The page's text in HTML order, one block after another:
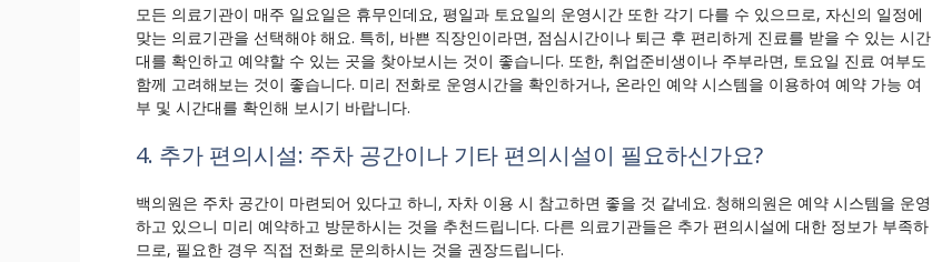
모든 의료기관이 매주 일요일은 휴무인데요, 평일과 토요일의 운영시간 또한 각기 다를 수 있으므로, 자신의 일정에
맞는 의료기관을 선택해야 해요. 특히, 바쁜 직장인이라면, 점심시간이나 퇴근 후 편리하게 진료를 받을 수 있는 시간
대를 확인하고 예약할 수 있는 곳을 찾아보시는 것이 좋습니다. 또한, 취업준비생이나 주부라면, 토요일 진료 여부도
함께 고려해보는 것이 좋습니다. 미리 전화로 운영시간을 확인하거나, 온라인 예약 시스템을 이용하여 예약 가능 여
부 및 시간대를 확인해 보시기 바랍니다.
4. 추가 편의시설: 주차 공간이나 기타 편의시설이 필요하신가요?
백의원은 주차 공간이 마련되어 있다고 하니, 자차 이용 시 참고하면 좋을 것 같네요. 청해의원은 예약 시스템을 운영
하고 있으니 미리 예약하고 방문하시는 것을 추천드립니다. 다른 의료기관들은 추가 편의시설에 대한 정보가 부족하
므로, 필요한 경우 직접 전화로 문의하시는 것을 권장드립니다.